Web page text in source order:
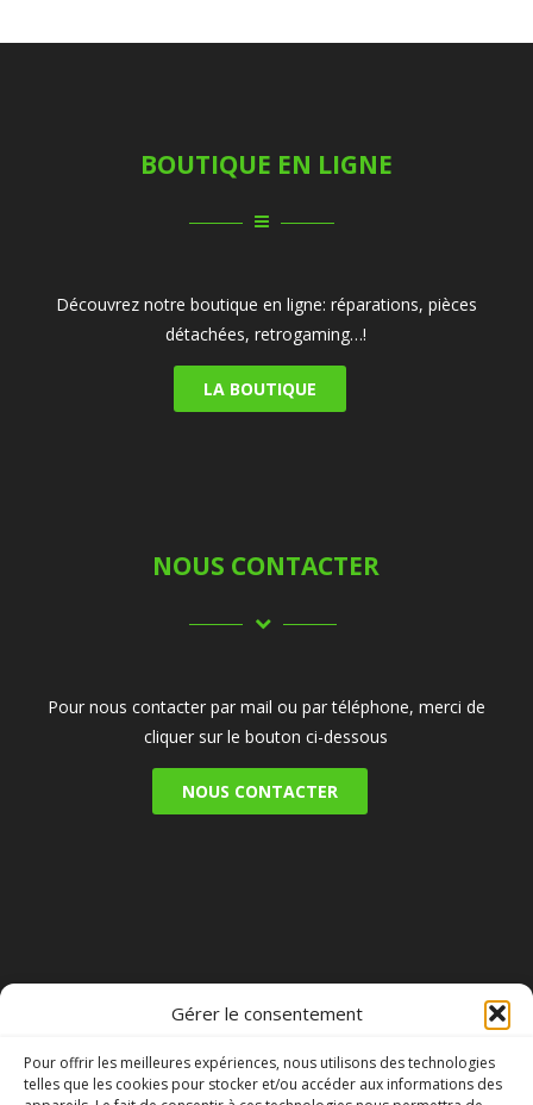
Gérer le consentement
Pour offrir les meilleures expériences, nous utilisons des technologies
telles que les cookies pour stocker et/ou accéder aux informations des
BOUTIQUE EN LIGNE
Découvrez notre boutique en ligne: réparations, pièces
détachées, retrogaming…!
LA BOUTIQUE
NOUS CONTACTER
Pour nous contacter par mail ou par téléphone, merci de
cliquer sur le bouton ci-dessous
NOUS CONTACTER
RESEAUX SOCIAUX
NOTRE PAGE NOTRE PAGE